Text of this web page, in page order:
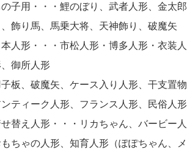
の子用・・・鯉のぼり、武者人形、金太
、飾り馬、馬乗大将、天神飾り、破魔矢
本人形・・・市松人形・博多人形・衣装
、御所人形
子板、破魔矢、ケース入り人形、干支置
ンティーク人形、フランス人形、民俗人
せ替え人形・・・リカちゃん、バービー
もちゃの人形、知育人形（ぽぽちゃん、